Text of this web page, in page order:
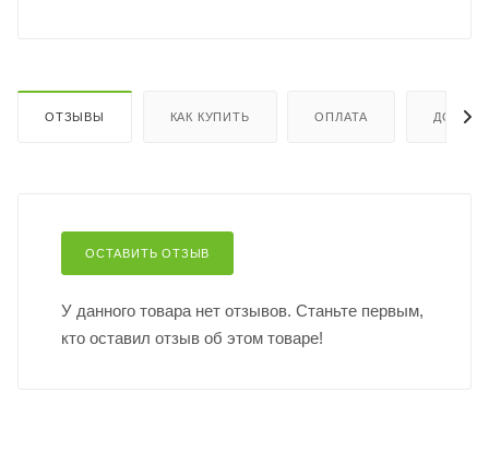
ОТЗЫВЫ КАК КУПИТЬ ОПЛАТА
ОСТАВИТЬ ОТЗЫВ
У данного товара нет отзывов. Станьте первым,
кто оставил отзыв об этом товаре!